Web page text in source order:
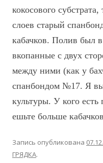
кокосового
слоев старый
кабачков. Полив был
вкопанные с двух
между ними (как у
спанбондом №17. Я
культуры. У кого есть
ешьте больше
Запись опубликована
ГРЯДКА.